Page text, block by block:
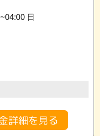
日
詳細を見る